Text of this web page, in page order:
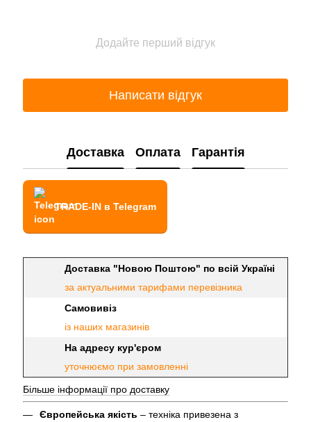
Додайте перший відгук
Написати відгук
Доставка Оплата Гарантія
TRADE-IN в Telegram
Доставка "Новою Поштою" по всій Україні
за актуальними тарифами перевізника
Самовивіз
із наших магазинів
На адресу кур'єром
уточнюємо при замовленні
Більше інформації про доставку
Європейська якість – техніка привезена з